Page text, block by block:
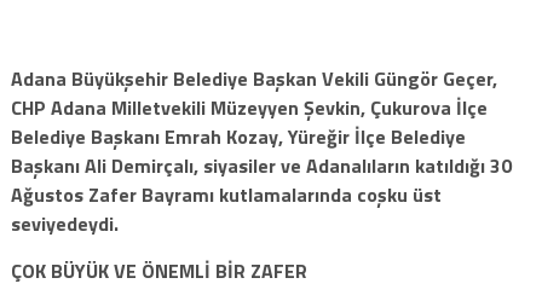
Adana Büyükşehir Belediye Başkan Vekili Güngör Geçer,
CHP Adana Milletvekili Müzeyyen Şevkin, Çukurova İlçe
Belediye Başkanı Emrah Kozay, Yüreğir İlçe Belediye
Başkanı Ali Demirçalı, siyasiler ve Adanalıların katıldığı 30
Ağustos Zafer Bayramı kutlamalarında coşku üst
seviyedeydi.
ÇOK BÜYÜK VE ÖNEMLİ BİR ZAFER